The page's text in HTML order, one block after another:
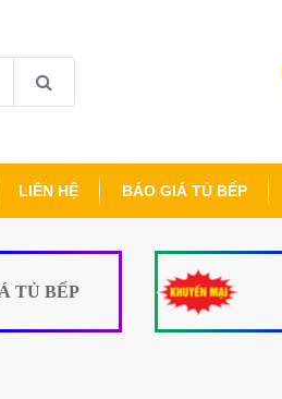
LIÊN HỆ BÁO GIÁ TỦ BẾP
TỦ BẾP